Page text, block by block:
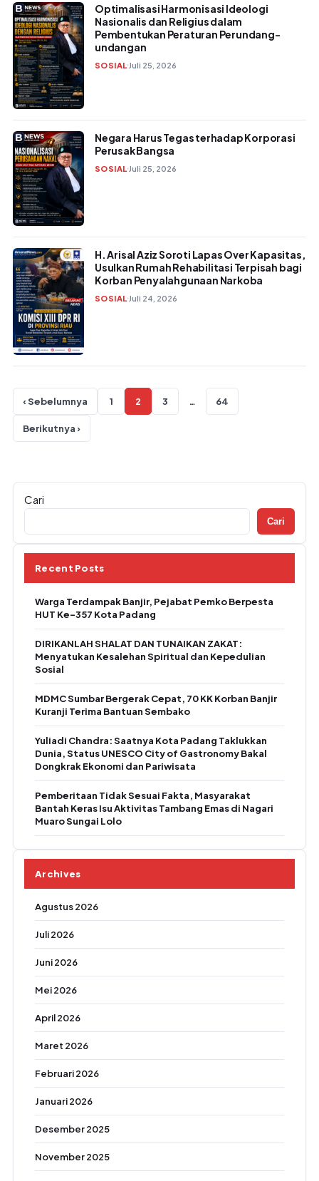
Optimalisasi Harmonisasi Ideologi
Nasionalis dan Religius dalam
Pembentukan Peraturan Perundang-
undangan
SOSIAL Juli 25, 2026
Negara Harus Tegas terhadap Korporasi
Perusak Bangsa
SOSIAL Juli 25, 2026
H. Arisal Aziz Soroti Lapas Over Kapasitas,
Usulkan Rumah Rehabilitasi Terpisah bagi
Korban Penyalahgunaan Narkoba
SOSIAL Juli 24, 2026
Paginasi pos
‹ Sebelumnya 1 2 3 … 64
Berikutnya ›
Cari
Cari
Recent Posts
Warga Terdampak Banjir, Pejabat Pemko Berpesta
HUT Ke-357 Kota Padang
DIRIKANLAH SHALAT DAN TUNAIKAN ZAKAT:
Menyatukan Kesalehan Spiritual dan Kepedulian
Sosial
MDMC Sumbar Bergerak Cepat, 70 KK Korban Banjir
Kuranji Terima Bantuan Sembako
Yuliadi Chandra: Saatnya Kota Padang Taklukkan
Dunia, Status UNESCO City of Gastronomy Bakal
Dongkrak Ekonomi dan Pariwisata
Pemberitaan Tidak Sesuai Fakta, Masyarakat
Bantah Keras Isu Aktivitas Tambang Emas di Nagari
Muaro Sungai Lolo
Archives
Agustus 2026
Juli 2026
Juni 2026
Mei 2026
April 2026
Maret 2026
Februari 2026
Januari 2026
Desember 2025
November 2025